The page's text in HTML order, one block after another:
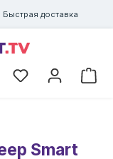
Быстрая доставка
Smart